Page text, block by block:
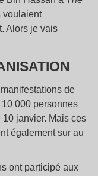
voulaient
Alors je vais
de
000 personnes
janvier. Mais ces
également sur au
ont participé aux